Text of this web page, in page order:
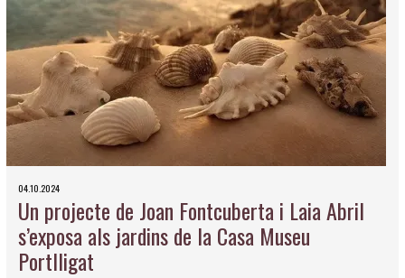
04.10.2024
Un projecte de Joan Fontcuberta i Laia Abril
s’exposa als jardins de la Casa Museu
Portlligat